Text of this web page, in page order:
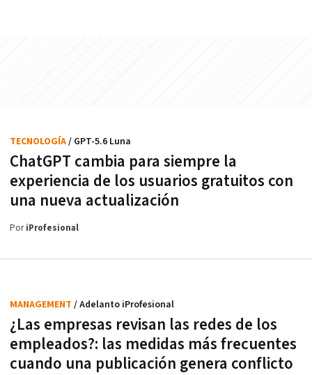
ChatGPT cambia para siempre la
experiencia de los usuarios gratuitos con
una nueva actualización
TECNOLOGÍA/ GPT-5.6 Luna
PoriProfesional
¿Las empresas revisan las redes de los
empleados?: las medidas más frecuentes
cuando una publicación genera conflicto
MANAGEMENT / Adelanto iProfesional